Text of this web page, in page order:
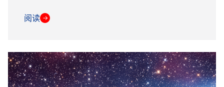
阅读 →